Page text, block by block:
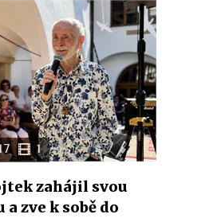
1
zahájil svou
a zve k sobě do